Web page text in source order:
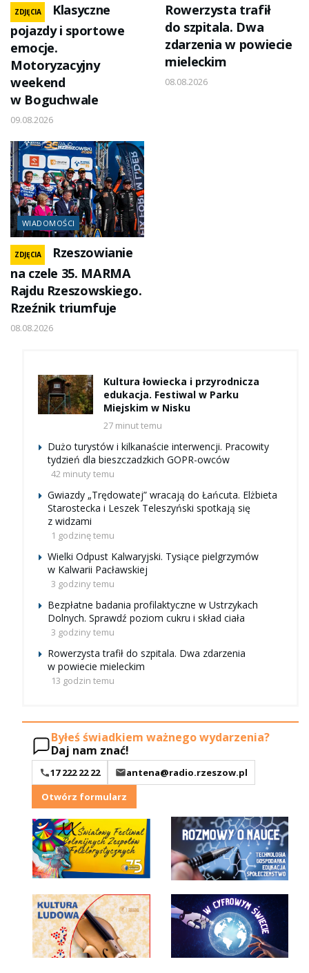
ZDJĘCIA
Klasyczne
pojazdy i sportowe
emocje.
Motoryzacyjny
weekend
w Boguchwale
09.08.2026
Rowerzysta trafił
do szpitala. Dwa
zdarzenia w powiecie
mieleckim
08.08.2026
WIADOMOŚCI
ZDJĘCIA
Rzeszowianie
na czele 35. MARMA
Rajdu Rzeszowskiego.
Rzeźnik triumfuje
08.08.2026
Kultura łowiecka i przyrodnicza
edukacja. Festiwal w Parku
Miejskim w Nisku
27 minut temu
Dużo turystów i kilkanaście interwencji. Pracowity
tydzień dla bieszczadzkich GOPR-owców
42 minuty temu
Gwiazdy „Trędowatej” wracają do Łańcuta. Elżbieta
Starostecka i Leszek Teleszyński spotkają się
z widzami
1 godzinę temu
Wielki Odpust Kalwaryjski. Tysiące pielgrzymów
w Kalwarii Pacławskiej
3 godziny temu
Bezpłatne badania profilaktyczne w Ustrzykach
Dolnych. Sprawdź poziom cukru i skład ciała
3 godziny temu
Rowerzysta trafił do szpitala. Dwa zdarzenia
w powiecie mieleckim
13 godzin temu
Byłeś świadkiem ważnego wydarzenia?
Daj nam znać!
17 222 22 22
antena@radio.rzeszow.pl
Otwórz formularz